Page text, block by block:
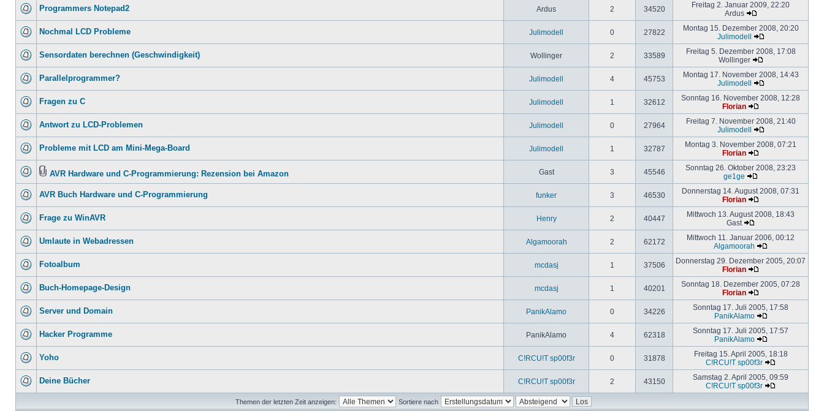
Programmers Notepad2 Ardus 2 34520
Freitag 2. Januar 2009, 22:20
Ardus
Nochmal LCD Probleme Julimodell 0 27822
Montag 15. Dezember 2008, 20:20
Julimodell
Sensordaten berechnen (Geschwindigkeit) Wollinger 2 33589
Freitag 5. Dezember 2008, 17:08
Wollinger
Parallelprogrammer? Julimodell 4 45753
Montag 17. November 2008, 14:43
Julimodell
Fragen zu C Julimodell 1 32612
Sonntag 16. November 2008, 12:28
Florian
Antwort zu LCD-Problemen Julimodell 0 27964
Freitag 7. November 2008, 21:40
Julimodell
Probleme mit LCD am Mini-Mega-Board Julimodell 1 32787
Montag 3. November 2008, 07:21
Florian
AVR Hardware und C-Programmierung: Rezension bei Amazon Gast 3 45546
Sonntag 26. Oktober 2008, 23:23
ge1ge
AVR Buch Hardware und C-Programmierung funker 3 46530
Donnerstag 14. August 2008, 07:31
Florian
Frage zu WinAVR Henry 2 40447
Mittwoch 13. August 2008, 18:43
Gast
Umlaute in Webadressen Algamoorah 2 62172
Mittwoch 11. Januar 2006, 00:12
Algamoorah
Fotoalbum mcdasj 1 37506
Donnerstag 29. Dezember 2005, 20:07
Florian
Buch-Homepage-Design mcdasj 1 40201
Sonntag 18. Dezember 2005, 07:28
Florian
Server und Domain PanikAlamo 0 34226
Sonntag 17. Juli 2005, 17:58
PanikAlamo
Hacker Programme PanikAlamo 4 62318
Sonntag 17. Juli 2005, 17:57
PanikAlamo
Yoho C!RCU!T sp00f3r 0 31878
Freitag 15. April 2005, 18:18
C!RCU!T sp00f3r
Deine Bücher C!RCU!T sp00f3r 2 43150
Samstag 2. April 2005, 09:59
C!RCU!T sp00f3r
Themen der letzten Zeit anzeigen: Sortiere nach